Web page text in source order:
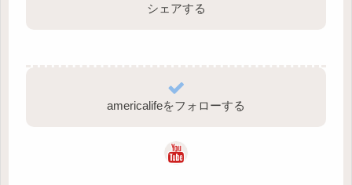
シェアする
americalifeをフォローする